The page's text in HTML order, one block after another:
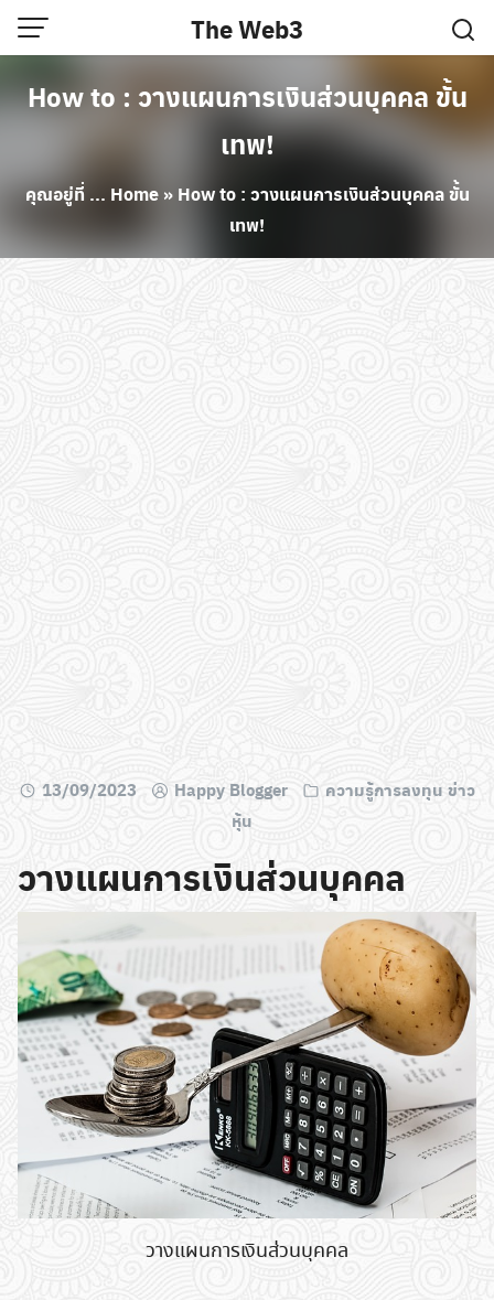
Skip
to
content
The Web3
How to : วางแผนการเงินส่วนบุคคล ขั้น
เทพ!
คุณอยู่ที่ ... Home» How to : วางแผนการเงินส่วนบุคคล ขั้น
เทพ!
13/09/2023 Happy Blogger
ความรู้การลงทุน ข่าว
หุ้น
วางแผนการเงินส่วนบุคคล
วางแผนการเงินส่วนบุคคล